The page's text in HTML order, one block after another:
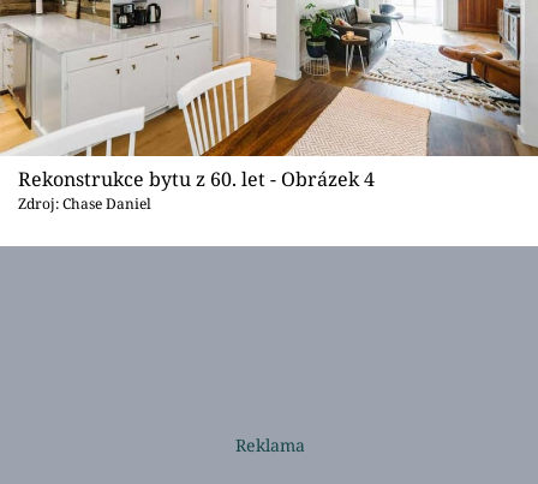
Rekonstrukce bytu z 60. let - Obrázek 4
Zdroj: Chase Daniel